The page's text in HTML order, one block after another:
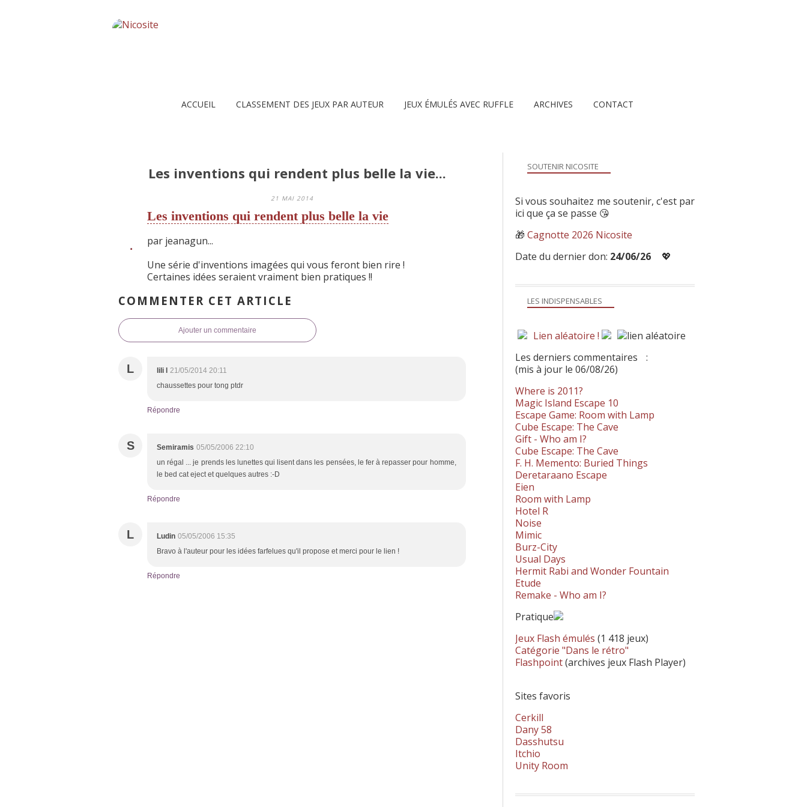
ACCUEIL CLASSEMENT DES JEUX PAR AUTEUR JEUX ÉMULÉS AVEC RUFFLE ARCHIVES CONTACT
Les inventions qui rendent plus belle la vie...
21 MAI 2014
Les inventions qui rendent plus belle la vie
par jeanagun...
Une série d'inventions imagées qui vous feront bien rire !
Certaines idées seraient vraiment bien pratiques !!
COMMENTER CET ARTICLE
Ajouter un commentaire
L lili l
21/05/2014 20:11
chaussettes pour tong ptdr
Répondre
S Semiramis 05/05/2006 22:10
un régal ... je prends les lunettes qui lisent dans les pensées, le fer à repasser pour homme,
le bed cat eject et quelques autres :-D
Répondre
L Ludin 05/05/2006 15:35
Bravo à l'auteur pour les idées farfelues qu'il propose et merci pour le lien !
Répondre
LES INDISPENSABLES
Lien aléatoire !
Les derniers commentaires
:
(mis à jour le 06/08/26)
Where is 2011?
Magic Island Escape 10
Escape Game: Room with Lamp
Cube Escape: The Cave
Gift - Who am I?
Cube Escape: The Cave
F. H. Memento: Buried Things
Deretaraano Escape
Eien
Room with Lamp
Hotel R
Noise
Mimic
Burz-City
Usual Days
Hermit Rabi and Wonder Fountain
Etude
Remake - Who am I?
Pratique
Jeux Flash émulés (1 418 jeux)
Catégorie "Dans le rétro"
Flashpoint(archives jeux Flash Player)
Sites favoris
Cerkill
Dany 58
Dasshutsu
Itchio
Unity Room
SOUTENIR NICOSITE
Si vous souhaitez me soutenir, c'est par
ici que ça se passe 😘
🎁 Cagnotte 2026 Nicosite
Date du dernier don: 24/06/26 💖